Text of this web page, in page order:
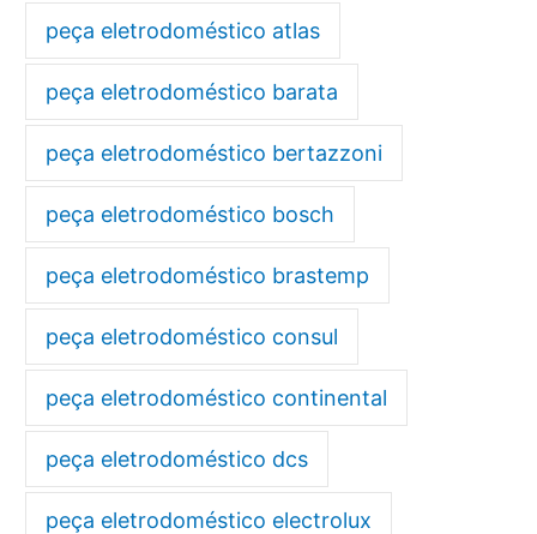
peça eletrodoméstico atlas
peça eletrodoméstico barata
peça eletrodoméstico bertazzoni
peça eletrodoméstico bosch
peça eletrodoméstico brastemp
peça eletrodoméstico consul
peça eletrodoméstico continental
peça eletrodoméstico dcs
peça eletrodoméstico electrolux